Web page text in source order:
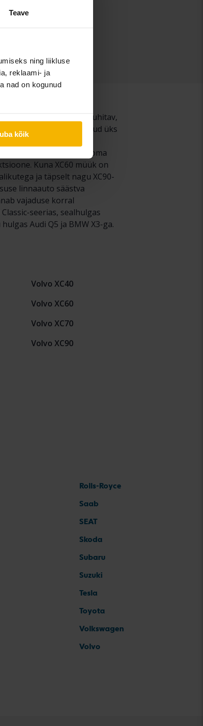
Teave
ning liikluse
reklaami- ja
nad on kogunud
kõik
sama suurepäraselt juhitav,
esimene versioon olnud üks
Tänu tohutule
XC60-ga on Volvo oma
Kuna XC60 müük on
ja täpselt nagu XC90-
linnaauto säästva
vajaduse korral
seerias, sealhulgas
Audi Q5 ja BMW X3-ga.
Volvo XC40
Volvo XC60
Volvo XC70
Volvo XC90
Rolls-Royce
Saab
SEAT
Skoda
Subaru
Suzuki
Tesla
Toyota
Volkswagen
Volvo